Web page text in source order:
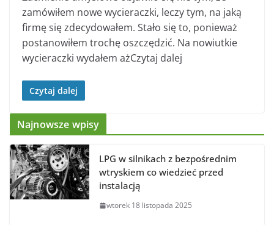
zamówiłem nowe wycieraczki, leczy tym, na jaką
firmę się zdecydowałem. Stało się to, ponieważ
postanowiłem trochę oszczędzić. Na nowiutkie
wycieraczki wydałem ażCzytaj dalej
Czytaj dalej
Najnowsze wpisy
LPG w silnikach z bezpośrednim
wtryskiem co wiedzieć przed
instalacją
wtorek 18 listopada 2025